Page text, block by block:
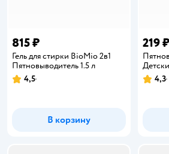
815 ₽
Гель для стирки BioMio 2в1
Пятновыводитель 1.5 л
Рейтинг:
4,5
В корзину
219 ₽
4,3